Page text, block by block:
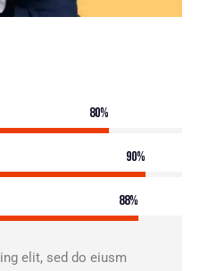
80%
90%
88%
elit, sed do eiusm